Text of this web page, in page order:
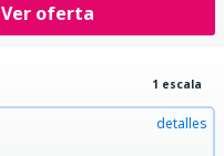
Ver oferta
1 escala
detalles